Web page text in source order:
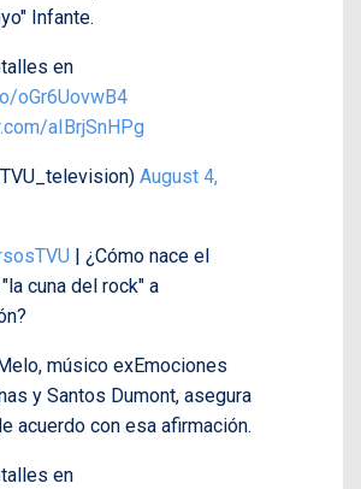
Infante.
en
oGr6UovwB4
aIBrjSnHPg
August 4,
| ¿Cómo nace el
cuna del rock" a
músico exEmociones
y Santos Dumont, asegura
acuerdo con esa afirmación.
en